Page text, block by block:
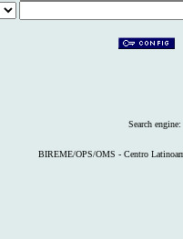
Search engine:
BIREME/OPS/OMS - Centro